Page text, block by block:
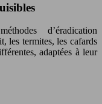
d’éradication
les termites, les cafards
adaptées à leur